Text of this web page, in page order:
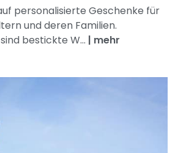
personalisierte Geschenke für
und deren Familien.
bestickte W... | mehr